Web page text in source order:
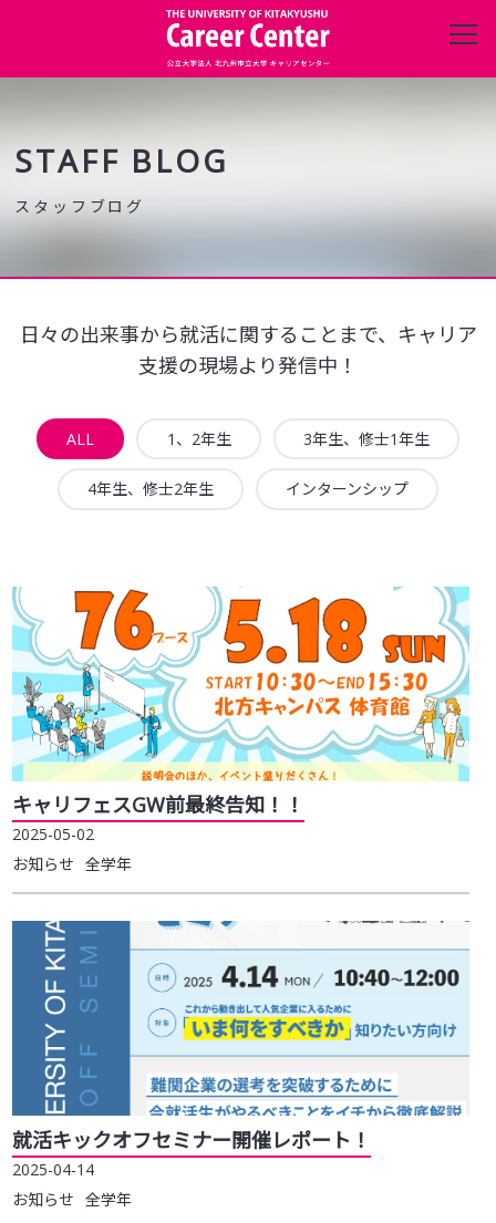
キャリアセンターについて
進路・就職データ
企業・団体の方へ
卒業生の方へ
STAFF BLOG
日々の出来事から就活に関することまで、キャリア
支援の現場より発信中！
ALL 1、2年生 3年生、修士1年生
4年生、修士2年生 インターンシップ
キャリフェスGW前最終告知！！
2025-05-02
お知らせ 全学年
就活キックオフセミナー開催レポート！
2025-04-14
お知らせ 全学年